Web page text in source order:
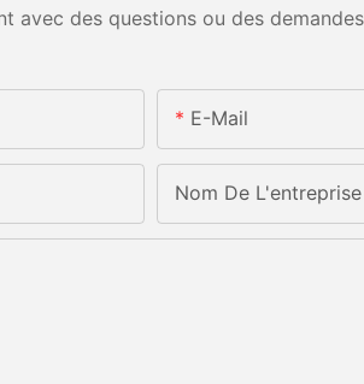
avec des questions ou des
E-Mail
Nom De L'entreprise